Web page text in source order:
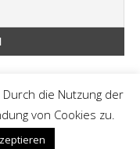
die Nutzung der
von Cookies zu.